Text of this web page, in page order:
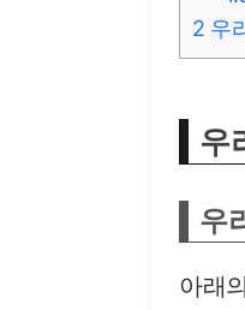
2 우
우
우
아래